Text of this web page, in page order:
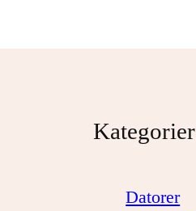
Kategorier
Datorer